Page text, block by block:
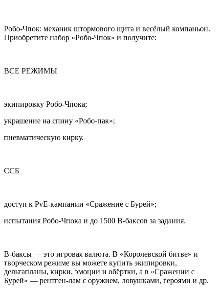
Робо-Чпок: механик штормового щита и весёлый компаньон.
Приобретите набор «Робо-Чпок» и получите:
ВСЕ РЕЖИМЫ
экипировку Робо-Чпока;
украшение на спину «Робо-пак»;
пневматическую кирку.
ССБ
доступ к PvE-кампании «Сражение с Бурей»;
испытания Робо-Чпока и до 1500 В-баксов за задания.
В-баксы — это игровая валюта. В «Королевской битве» и
творческом режиме вы можете купить экипировки,
дельтапланы, кирки, эмоции и обёртки, а в «Сражении с
Бурей» — рентген-лам с оружием, ловушками, героями и др.